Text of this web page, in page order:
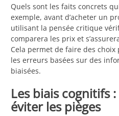
Quels sont les faits concrets
exemple, avant d’acheter un
utilisant la pensée critique
comparera les prix et
Cela permet de faire des
les erreurs basées sur des
biaisées.
Les biais cognitifs
éviter les pièges